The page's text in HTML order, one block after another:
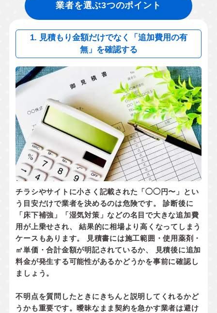
業者を選ぶ3つのポイント
1. 見積もり金額だけでなく「追加費用の有
無」を確認する
チラシやサイトに小さく記載された「◯◯円〜」とい
う目安だけで業者を決めるのは危険です。 診断後に
「床下補強」「湿気対策」などの名目で大きな追加費
用が上乗せされ、 結果的に相場より高くなってしまう
ケースもあります。 見積書には施工範囲・使用薬剤・
㎡単価・合計金額が明記されているか、
見積後に追加
料金が発生する可能性があるかどうかを事前に確認し
ましょう。
不明点を質問したときにきちんと説明してくれるかど
うかも重要です。曖昧なまま契約を急かす業者は避け